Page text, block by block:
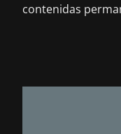
contenidas